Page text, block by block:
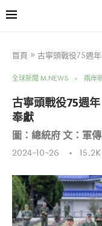
首頁 » 古寧頭戰役75週
全球新聞 M.NEWS 兩岸
古寧頭戰役75週
奉獻
圖：總統府 文：軍
2024-10-26 15.2K